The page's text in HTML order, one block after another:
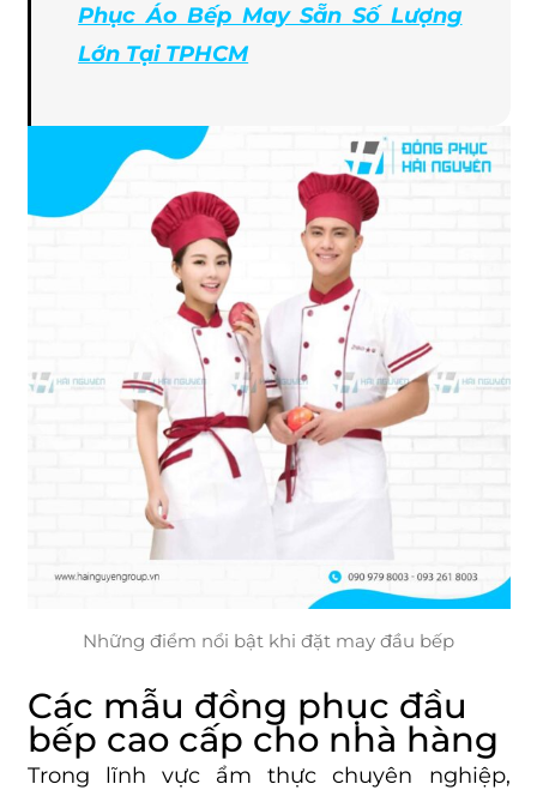
Phục Áo Bếp May Sẵn Số Lượng
Lớn Tại TPHCM
Những điểm nổi bật khi đặt may đầu bếp
Các mẫu đồng phục đầu
bếp cao cấp cho nhà hàng
Trong lĩnh vực ẩm thực chuyên nghiệp,